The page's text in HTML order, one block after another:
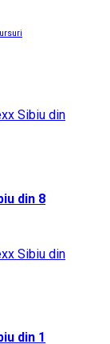
din 8
din 1